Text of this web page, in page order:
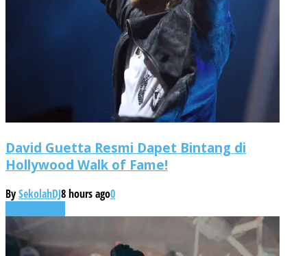
David Guetta Resmi Dapet Bintang di
Hollywood Walk of Fame!
BySekolahDJ8 hours ago0